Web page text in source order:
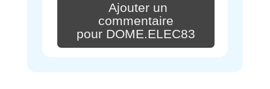
Ajouter un
commentaire
pour DOME.ELEC83